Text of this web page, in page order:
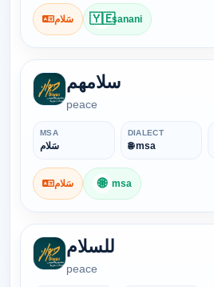
سَلام 🇾🇪sanani
سلامهم
peace
MSA
سَلام
DIALECT
🌐 msa
سَلام 🌐 msa
للسلام
peace